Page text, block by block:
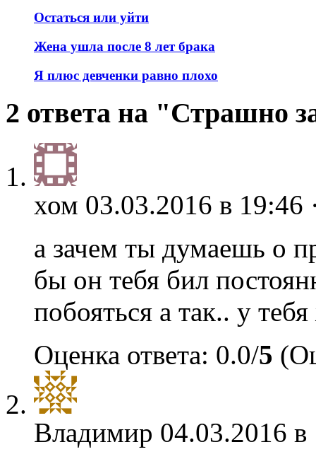
Остаться или уйти
Жена ушла после 8 лет брака
Я плюс девченки равно плохо
2 ответа на "Страшно
хом 03.03.2016 в 19:46
а зачем ты думаешь о
бы он тебя бил
побояться а так.. у
Оценка ответа: 0.0/5
Владимир 04.03.2016